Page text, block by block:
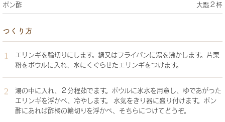
ポン酢 大匙２杯
つくり方
エリンギを輪切りにします。鍋又はフライパンに湯を沸かします。片栗
粉をボウルに入れ、水にくぐらせたエリンギをつけます。
湯の中に入れ、２分程茹でます。ボウルに氷水を用意し、ゆであがった
エリンギを浮かべ、冷やします。 水気をきり器に盛り付けます。ポン
酢にあれば酢橘の輪切りを浮かべ、そちらにつけてどうぞ。